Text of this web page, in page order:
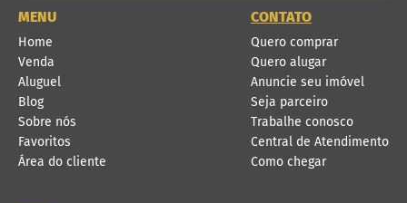
MENU
Home
Venda
Aluguel
Blog
Sobre nós
Favoritos
Área do cliente
CONTATO
Quero comprar
Quero alugar
Anuncie seu imóvel
Seja parceiro
Trabalhe conosco
Central de Atendimento
Como chegar